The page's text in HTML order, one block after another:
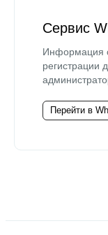
Сервис
Информация
регистрации
Перейти в